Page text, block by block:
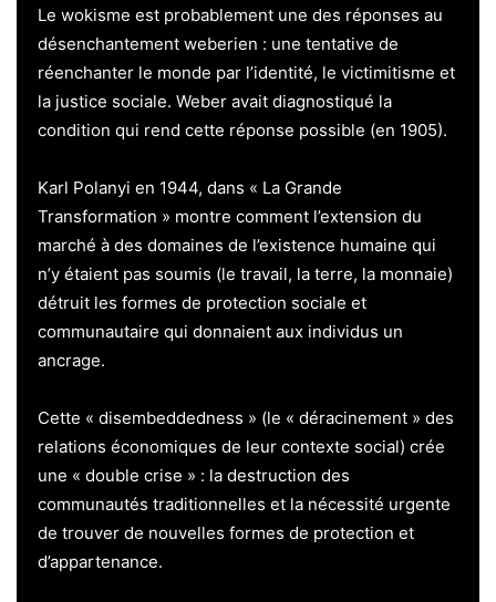
Le wokisme est probablement une des réponses au
désenchantement weberien : une tentative de
réenchanter le monde par l’identité, le victimitisme et
la justice sociale. Weber avait diagnostiqué la
condition qui rend cette réponse possible (en 1905).
Karl Polanyi en 1944, dans « La Grande
Transformation » montre comment l’extension du
marché à des domaines de l’existence humaine qui
n’y étaient pas soumis (le travail, la terre, la monnaie)
détruit les formes de protection sociale et
communautaire qui donnaient aux individus un
ancrage.
Cette « disembeddedness » (le « déracinement » des
relations économiques de leur contexte social) crée
une « double crise » : la destruction des
communautés traditionnelles et la nécessité urgente
de trouver de nouvelles formes de protection et
d’appartenance.